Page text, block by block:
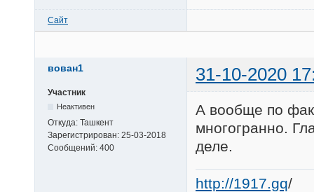
Сайт
вован1 31-10-2020
Участник
Неактивен
Откуда: Ташкент
Зарегистрирован: 25-03-2018
Сообщений: 400
А вообще по
многогранно.
деле.
http://1917.gq/